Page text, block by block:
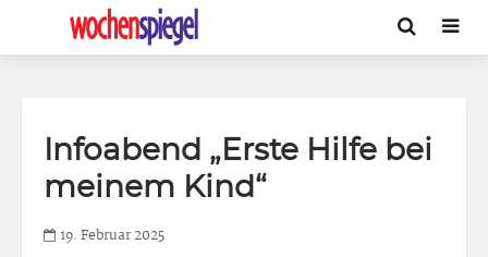
Infoabend „Erste Hilfe bei
meinem Kind“
19. Februar 2025